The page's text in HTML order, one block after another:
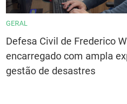
GERAL
Defesa Civil de Frederico
encarregado com ampla
gestão de desastres